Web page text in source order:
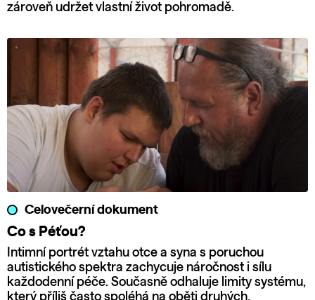
zároveň udržet vlastní život pohromadě.
Celovečerní dokument
Co s Péťou?
Intimní portrét vztahu otce a syna s poruchou
autistického spektra zachycuje náročnost i sílu
každodenní péče. Současně odhaluje limity systému,
který příliš často spoléhá na oběti druhých.